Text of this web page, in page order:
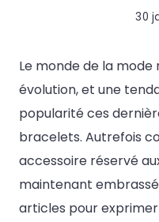
30
Le monde de la
évolution, et une
popularité ces
bracelets. Autrefois
accessoire réservé
maintenant
articles pour